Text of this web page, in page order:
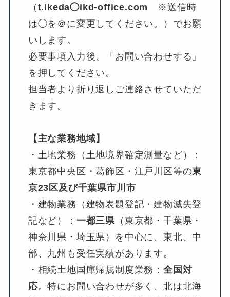
（ t.ikeda◯ikd-office.com
※送信時
は◯を＠に変更してください。）でお願
いします。
必要事項入力後、「お問い合わせする」
を押してください。
担当者より折り返しご連絡させていただ
きます。
【主な業務地域】
・土地業務（土地境界確定測量など）：
東京都中央区・葛飾区・江戸川区等の東
京23区及び千葉県市川市
・建物業務（建物表題登記・建物滅失登
記など）： 一都三県 （東京都・千葉県・
神奈川県・埼玉県）を中心に、東北、中
部、九州も受任実績があります。
・相続土地国庫帰属制度業務：全国対
応。特にお問い合わせが多く、北は北海